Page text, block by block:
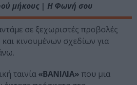
μήκους | Η Φωνή σου
σε ξεχωριστές προβολές
και κινουμένων σχεδίων για
ταινία «BANΙΛΙΑ» που μια